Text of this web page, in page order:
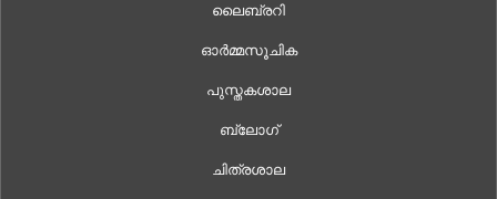
ലൈബ്രറി
ഓർമ്മസൂചിക
പുസ്തകശാല
ബ്ലോഗ്
ചിത്രശാല